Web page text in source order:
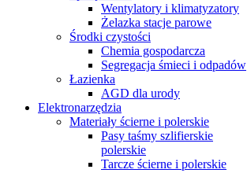
Wentylatory i klimatyzatory
Żelazka stacje parowe
Środki czystości
Chemia gospodarcza
Segregacja śmieci i odpadów
Łazienka
AGD dla urody
Elektronarzędzia
Materiały ścierne i polerskie
Pasy taśmy szlifierskie
polerskie
Tarcze ścierne i polerskie